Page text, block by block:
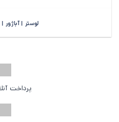
لوستر | آباژور
پرداخت